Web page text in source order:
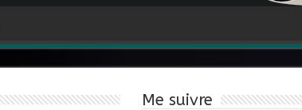
Me suivre